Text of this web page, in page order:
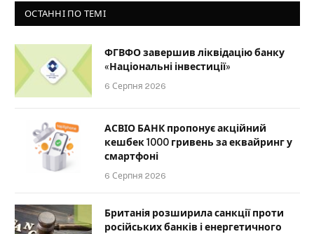
ОСТАННІ ПО ТЕМІ
ФГВФО завершив ліквідацію банку
«Національні інвестиції»
6 Серпня 2026
АСВІО БАНК пропонує акційний
кешбек 1000 гривень за еквайринг у
смартфоні
6 Серпня 2026
Британія розширила санкції проти
російських банків і енергетичного